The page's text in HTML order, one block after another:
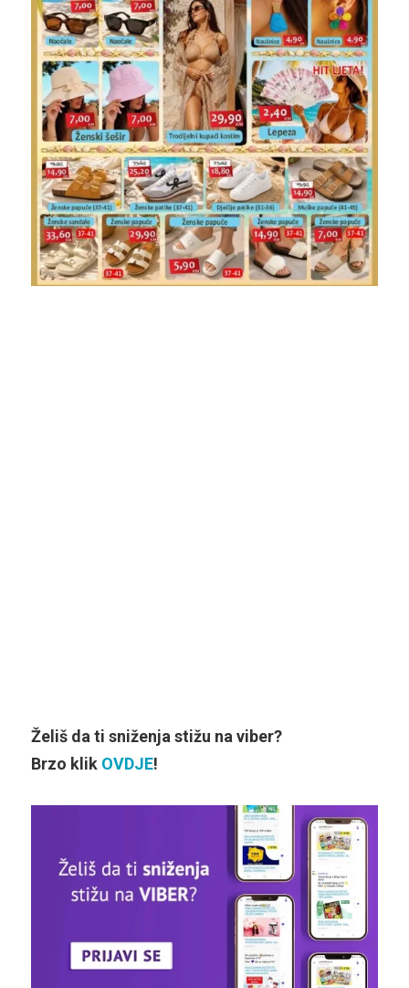
Želiš da ti sniženja stižu na viber?
Brzo klik OVDJE!